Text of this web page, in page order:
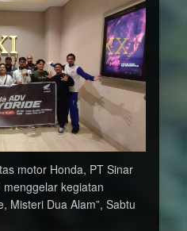
motor Honda, PT Sinar
kegiatan
Misteri Dua Alam”, Sabtu